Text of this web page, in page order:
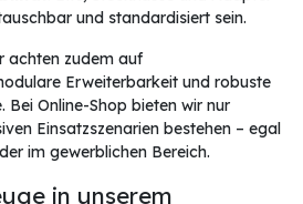
und standardisiert sein.
achten zudem auf
Erweiterbarkeit und robuste
Bei Online-Shop bieten wir nur
Einsatzszenarien bestehen – egal
im gewerblichen Bereich.
in unserem